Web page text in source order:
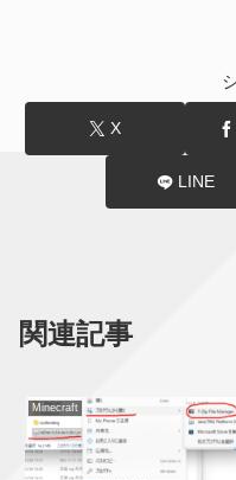
X
LINE
関連記事
Minecraft